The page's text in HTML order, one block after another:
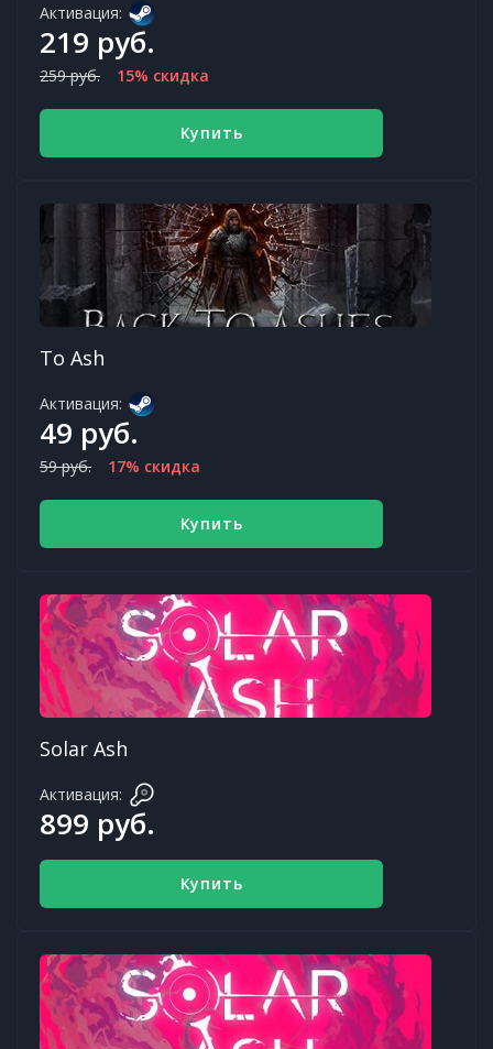
Активация:
219 руб.
259 руб. 15% скидка
Купить
To Ash
Активация:
49 руб.
59 руб. 17% скидка
Купить
Solar Ash
Активация:
899 руб.
Купить